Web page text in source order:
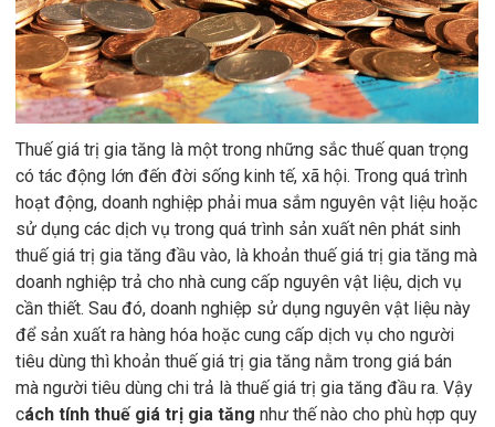
Thuế giá trị gia tăng là một trong những sắc thuế quan trọng
có tác động lớn đến đời sống kinh tế, xã hội. Trong quá trình
hoạt động, doanh nghiệp phải mua sắm nguyên vật liệu hoặc
sử dụng các dịch vụ trong quá trình sản xuất nên phát sinh
thuế giá trị gia tăng đầu vào, là khoản thuế giá trị gia tăng mà
doanh nghiệp trả cho nhà cung cấp nguyên vật liệu, dịch vụ
cần thiết. Sau đó, doanh nghiệp sử dụng nguyên vật liệu này
để sản xuất ra hàng hóa hoặc cung cấp dịch vụ cho người
tiêu dùng thì khoản thuế giá trị gia tăng nằm trong giá bán
mà người tiêu dùng chi trả là thuế giá trị gia tăng đầu ra. Vậy
cách tính thuế giá trị gia tăng như thế nào cho phù hợp quy